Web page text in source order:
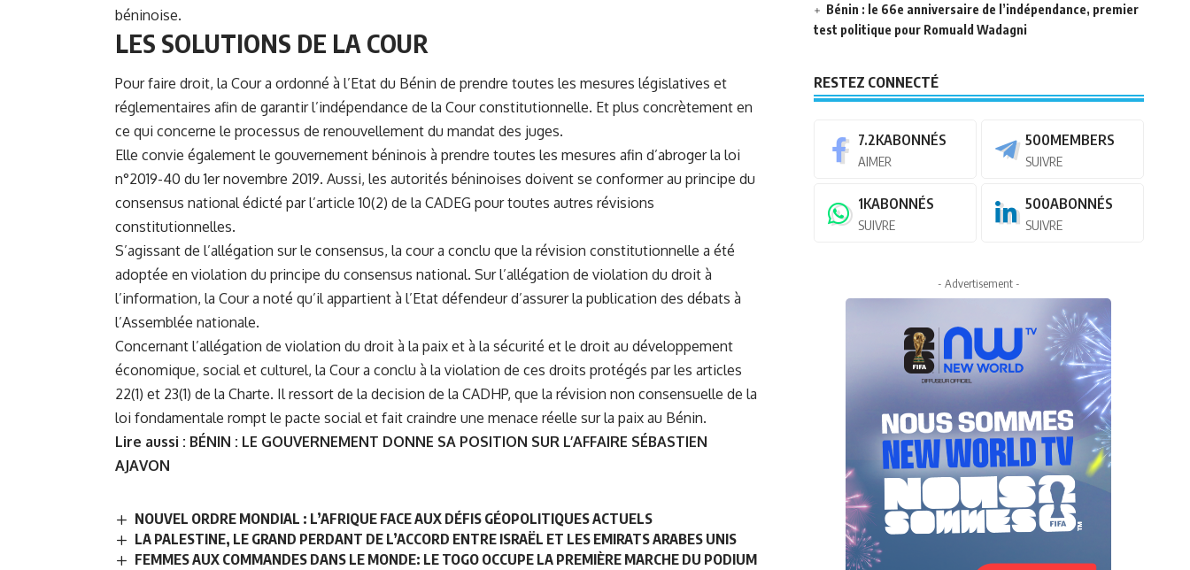
béninoise.
LES SOLUTIONS DE LA COUR
Pour faire droit, la Cour a ordonné à l’Etat du Bénin de prendre toutes les mesures législatives et
réglementaires afin de garantir l’indépendance de la Cour constitutionnelle. Et plus concrètement en
ce qui concerne le processus de renouvellement du mandat des juges.
Elle convie également le gouvernement béninois à prendre toutes les mesures afin d’abrogerla loi
n°2019-40 du 1er novembre 2019. Aussi, les autorités béninoises doivent se conformer au principe du
consensus national édicté par l’article 10(2) de la CADEG pour toutes autres révisions
constitutionnelles.
S’agissant de l’allégation sur le consensus, la cour a conclu que la révision constitutionnelle a été
adoptée en violation du principe du consensus national. Sur l’allégation de violation du droit à
l’information, la Cour a noté qu’il appartient à l’Etat défendeur d’assurer la publication des débats à
l’Assemblée nationale.
Concernant l’allégation de violation du droit à la paix et à la sécurité et le droit au développement
économique, social et culturel, la Cour a conclu à la violation de ces droits protégés par les articles
22(1) et 23(1) de la Charte. Il ressort de la decision de la CADHP, que la révision non consensuelle de la
loi fondamentale rompt le pacte social et fait craindre une menace réelle sur la paix au Bénin.
Lire aussi : BÉNIN : LE GOUVERNEMENT DONNE SA POSITION SUR L’AFFAIRE SÉBASTIEN
AJAVON
NOUVEL ORDRE MONDIAL : L’AFRIQUE FACE AUX DÉFIS GÉOPOLITIQUES ACTUELS
LA PALESTINE, LE GRAND PERDANT DE L’ACCORD ENTRE ISRAËL ET LES EMIRATS ARABES UNIS
FEMMES AUX COMMANDES DANS LE MONDE: LE TOGO OCCUPE LA PREMIÈRE MARCHE DU PODIUM
Bénin : le 66e anniversaire de l’indépendance, premier
test politique pour Romuald Wadagni
RESTEZ CONNECTÉ
7.2KABONNÉS
AIMER
500MEMBERS
SUIVRE
1KABONNÉS
SUIVRE
500ABONNÉS
SUIVRE
- Advertisement -